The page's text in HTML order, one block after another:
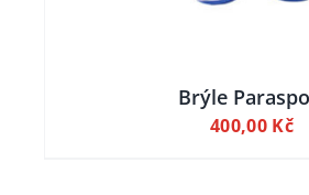
Brýle
400,00 Kč